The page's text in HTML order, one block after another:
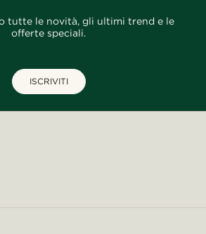
tutte le novità, gli ultimi trend e le
offerte speciali.
ISCRIVITI